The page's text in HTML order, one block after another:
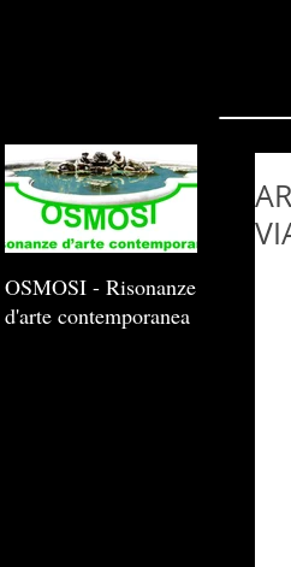
OSMOSI - Risonanze
d'arte contemporanea